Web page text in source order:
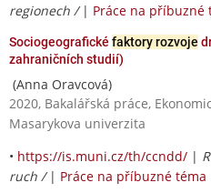
regionech / | Práce na příbuzné
Sociogeografické faktory rozvoje
zahraničních studií)
(Anna Oravcová)
2020, Bakalářská práce,
Masarykova univerzita
• https://is.muni.cz/th/ccndd/ |
ruch / | Práce na příbuzné téma